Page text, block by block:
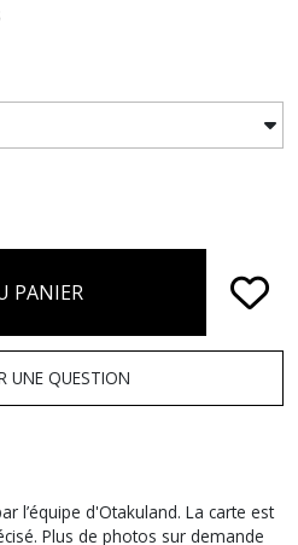
PANIER
UNE QUESTION
l’équipe d'Otakuland. La carte est
Plus de photos sur demande